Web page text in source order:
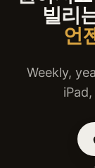
빌리
언
Weekly,